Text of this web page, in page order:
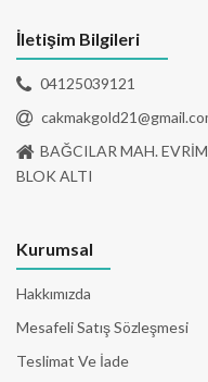
İletişim Bilgileri
04125039121
BAĞCILAR MAH.
BLOK ALTI
Kurumsal
Hakkımızda
Mesafeli Satış Sözleşmesi
Teslimat Ve İade